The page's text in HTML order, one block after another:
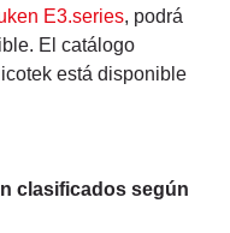
E3.series, podrá
El catálogo
está disponible
clasificados según